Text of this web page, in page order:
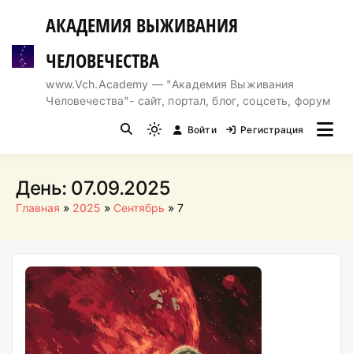
содержимому
АКАДЕМИЯ ВЫЖИВАНИЯ
ЧЕЛОВЕЧЕСТВА
www.Vch.Academy — "Академия Выживания
Человечества"- сайт, портал, блог, соцсеть, форум
Light
mode
(click
to
switch
Войти Регистрация
День: 07.09.2025
Главная 2025 Сентябрь 7